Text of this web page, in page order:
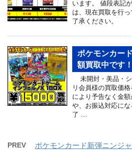
います。 値段表記
は、現在買取を行
了承ください。
ポケモンカー
額買取中です
未開封・美品・シ
リ会員様の買取価
により予告なく金
や、お振込対応に
了 …
PREV ポケモンカード新弾ニンジ